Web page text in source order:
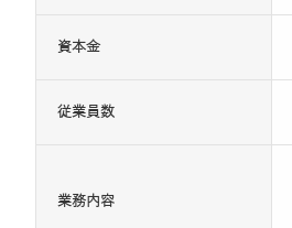
資本金
従業員数
業務内容